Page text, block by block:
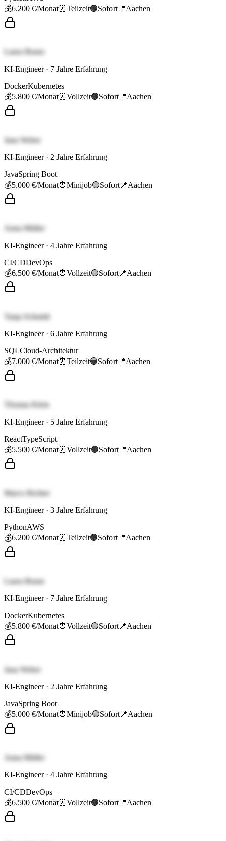
💰6.200 €/Monat⏰Teilzeit🟢Sofort 📍Aachen
Laura Braun
KI-Engineer· 7 Jahre Erfahrung
DockerKubernetes
💰5.800 €/Monat⏰Vollzeit🟢Sofort 📍Aachen
Jana Weber
KI-Engineer· 2 Jahre Erfahrung
JavaSpring Boot
💰5.000 €/Monat⏰Minijob🟢Sofort 📍Aachen
Anna Müller
KI-Engineer· 4 Jahre Erfahrung
CI/CDDevOps
💰6.500 €/Monat⏰Vollzeit🟢Sofort 📍Aachen
Tanja Schmidt
KI-Engineer· 6 Jahre Erfahrung
SQLCloud-Architektur
💰7.000 €/Monat⏰Teilzeit🟢Sofort 📍Aachen
Thomas Klein
KI-Engineer· 5 Jahre Erfahrung
ReactTypeScript
💰5.500 €/Monat⏰Vollzeit🟢Sofort 📍Aachen
Marco Richter
KI-Engineer· 3 Jahre Erfahrung
PythonAWS
💰6.200 €/Monat⏰Teilzeit🟢Sofort 📍Aachen
Laura Braun
KI-Engineer· 7 Jahre Erfahrung
DockerKubernetes
💰5.800 €/Monat⏰Vollzeit🟢Sofort 📍Aachen
Jana Weber
KI-Engineer· 2 Jahre Erfahrung
JavaSpring Boot
💰5.000 €/Monat⏰Minijob🟢Sofort 📍Aachen
Anna Müller
KI-Engineer· 4 Jahre Erfahrung
CI/CDDevOps
💰6.500 €/Monat⏰Vollzeit🟢Sofort 📍Aachen